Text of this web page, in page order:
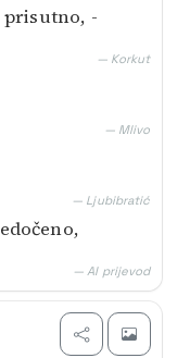
-
— Korkut
— Mlivo
— Ljubibratić
— AI prijevod